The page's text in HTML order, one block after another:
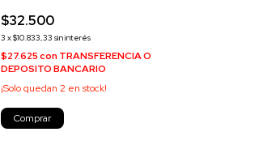
$32.500
3 x$10.833,33 sin interés
$27.625con TRANSFERENCIA O
DEPOSITO BANCARIO
¡Solo quedan 2 en stock!
Comprar